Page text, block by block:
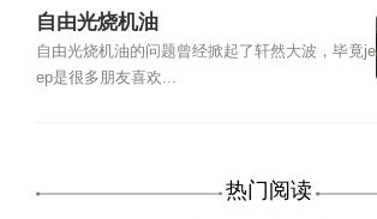
自由光烧机油
自由光烧机油的问题曾经掀起了轩然大波，毕竟je
ep是很多朋友喜欢...
热门阅读